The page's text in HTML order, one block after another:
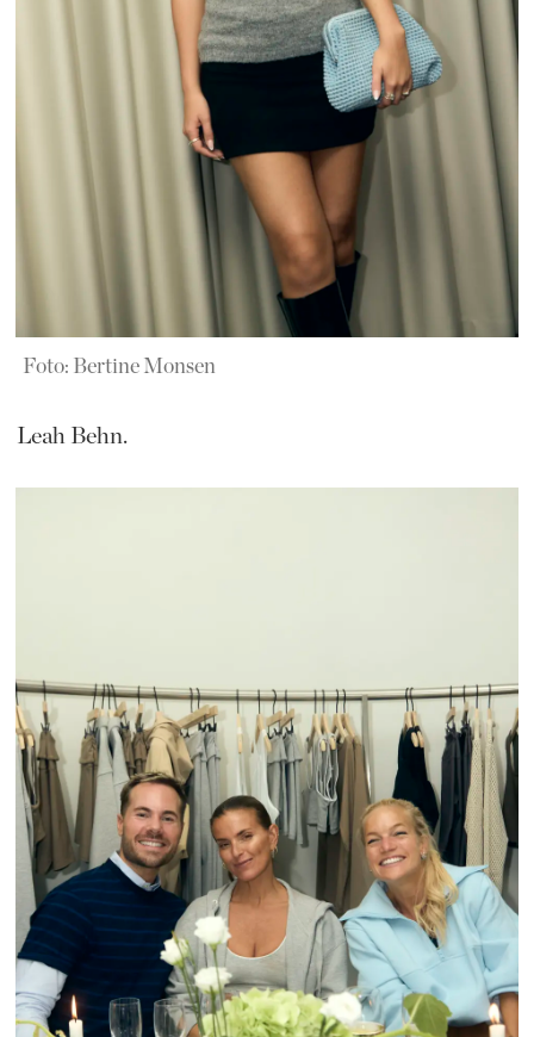
Foto: Bertine Monsen
Leah Behn.